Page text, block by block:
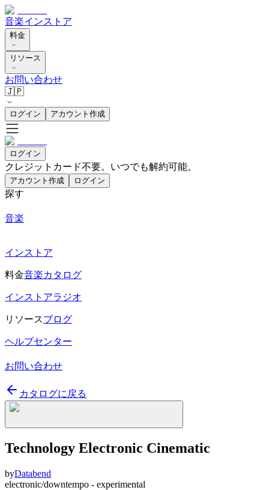
音楽インストア
料金
リソース
お問い合わせ
🇯🇵
ログイン アカウント作成
ログイン
クレジットカード不要。いつでも解約可能。
アカウント作成 ログイン
探す
音楽
インストア
料金音楽カタログ
インストアラジオ
リソースブログ
ヘルプセンター
お問い合わせ
カタログに戻る
Technology Electronic Cinematic
byDatabend
electronic/downtempo - experimental